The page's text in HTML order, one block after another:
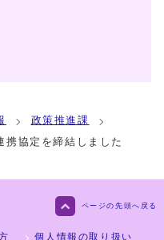
政策推進課
携協定を締結しました
ページの先頭へ戻る
個人情報の取り扱い